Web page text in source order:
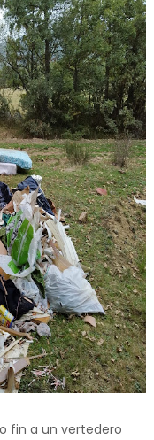
fin a un vertedero